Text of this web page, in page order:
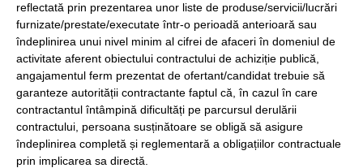
reflectată prin prezentarea unor liste de produse/servicii/lucrări
furnizate/prestate/executate într-o perioadă anterioară sau
îndeplinirea unui nivel minim al cifrei de afaceri în domeniul de
activitate aferent obiectului contractului de achiziție publică,
angajamentul ferm prezentat de ofertant/candidat trebuie să
garanteze autorității contractante faptul că, în cazul în care
contractantul întâmpină dificultăți pe parcursul derulării
contractului, persoana susținătoare se obligă să asigure
îndeplinirea completă și reglementară a obligațiilor contractuale
prin implicarea sa directă.